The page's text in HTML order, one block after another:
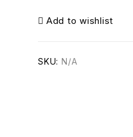
Add to wishlist
SKU: N/A